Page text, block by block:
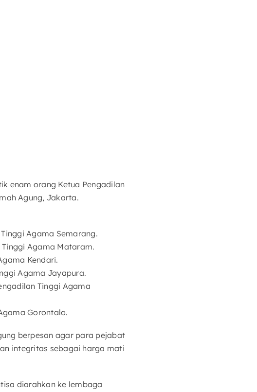
enam orang Ketua Pengadilan
Agung, Jakarta.
Agama Semarang.
Tinggi Agama Mataram.
Kendari.
Agama Jayapura.
Tinggi Agama
Gorontalo.
berpesan agar para pejabat
integritas sebagai harga mati
diarahkan ke lembaga